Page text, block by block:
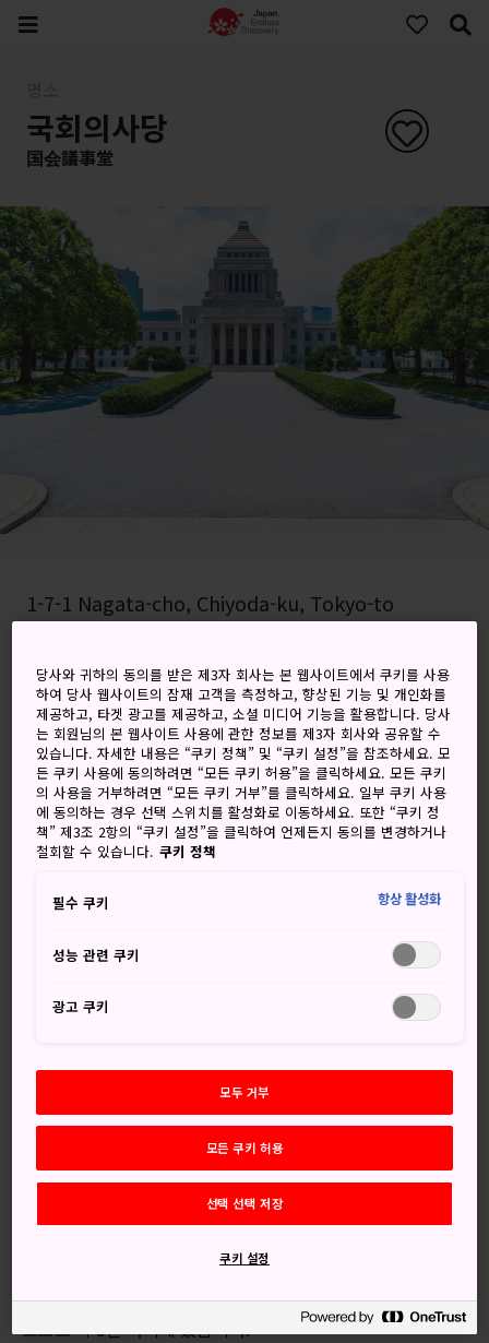
국회의사당
国会議事堂
1-7-1 Nagata-cho, Chiyoda-ku, Tokyo-to
환승 정보 받기
키워드 지도
일본의 정치와 정책이 형성되는 곳
일본 정치에서 국회가 차지하는 중요성이 큰 만큼, 국회의사당
인상적인 건물은 중의원과 참의원으로 구성됩니다.
간단한 정보
참의원 투어는 주중에만 진행합니다.
오시는 길
국회의사당은 기차와 택시로 오갈 수 있습니다.
국회의사당 견학에 참가하고 싶다면 마루노우치선과 치요다
가타초역이 가장 편리합니다. 국회의사당은 대부분의 역에서
도보로 약 5분 거리에 있습니다.
당사와 귀하의 동의를 받은 제3자 회사는 본 웹사이트에서 쿠키를 사용
하여 당사 웹사이트의 잠재 고객을 측정하고, 향상된 기능 및 개인화를
제공하고, 타겟 광고를 제공하고, 소셜 미디어 기능을 활용합니다. 당사
는 회원님의 본 웹사이트 사용에 관한 정보를 제3자 회사와 공유할 수
있습니다. 자세한 내용은 “쿠키 정책” 및 “쿠키 설정”을 참조하세요. 모
든 쿠키 사용에 동의하려면 “모든 쿠키 허용”을 클릭하세요. 모든 쿠키
의 사용을 거부하려면 “모든 쿠키 거부”를 클릭하세요. 일부 쿠키 사용
에 동의하는 경우 선택 스위치를 활성화로 이동하세요. 또한 “쿠키 정
책” 제3조 2항의 “쿠키 설정”을 클릭하여 언제든지 동의를 변경하거나
철회할 수 있습니다. 쿠키 정책
필수 쿠키 항상 활성화
성능 관련 쿠키
광고 쿠키
모두 거부
모든 쿠키 허용
선택 선택 저장
쿠키 설정